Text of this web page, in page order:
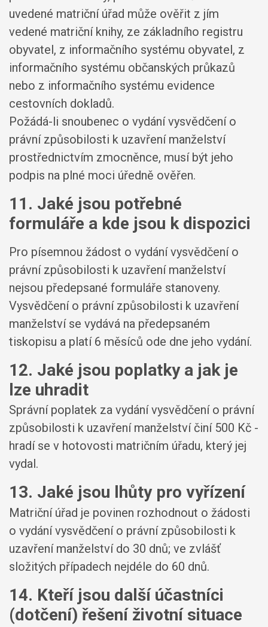
uvedené matriční úřad může ověřit z jím
vedené matriční knihy, ze základního registru
obyvatel, z informačního systému obyvatel, z
informačního systému občanských průkazů
nebo z informačního systému evidence
cestovních dokladů.
Požádá-li snoubenec o vydání vysvědčení o
právní způsobilosti k uzavření manželství
prostřednictvím zmocněnce, musí být jeho
podpis na plné moci úředně ověřen.
11. Jaké jsou potřebné
formuláře a kde jsou k dispozici
Pro písemnou žádost o vydání vysvědčení o
právní způsobilosti k uzavření manželství
nejsou předepsané formuláře stanoveny.
Vysvědčení o právní způsobilosti k uzavření
manželství se vydává na předepsaném
tiskopisu a platí 6 měsíců ode dne jeho vydání.
12. Jaké jsou poplatky a jak je
lze uhradit
Správní poplatek za vydání vysvědčení o právní
způsobilosti k uzavření manželství činí 500 Kč -
hradí se v hotovosti matričním úřadu, který jej
vydal.
13. Jaké jsou lhůty pro vyřízení
Matriční úřad je povinen rozhodnout o žádosti
o vydání vysvědčení o právní způsobilosti k
uzavření manželství do 30 dnů; ve zvlášť
složitých případech nejdéle do 60 dnů.
14. Kteří jsou další účastníci
(dotčení) řešení životní situace